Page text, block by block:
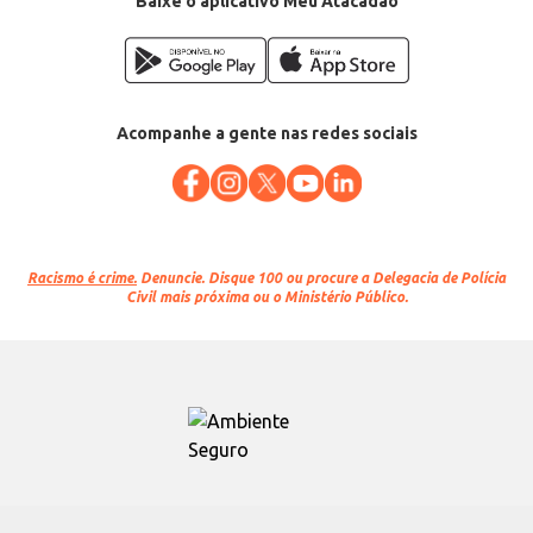
Acompanhe a gente nas redes sociais
Racismo é crime. Denuncie. Disque 100 ou procure a Delegacia de Polícia
Civil mais próxima ou o Ministério Público.